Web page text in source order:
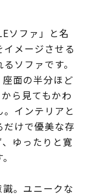
ソファ」と名
メージさせる
ソファです。
面の半分ほど
ら見てもかわ
インテリアと
けで優美な存
ゆったりと寛
。ユニークな